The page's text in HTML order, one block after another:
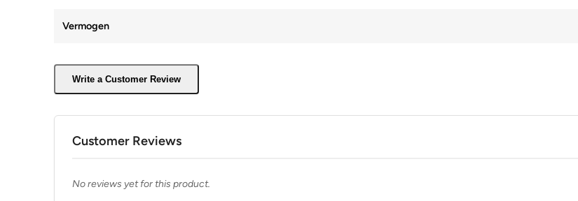
Vermogen
Write a Customer Review
Customer Reviews
No reviews yet for this product.